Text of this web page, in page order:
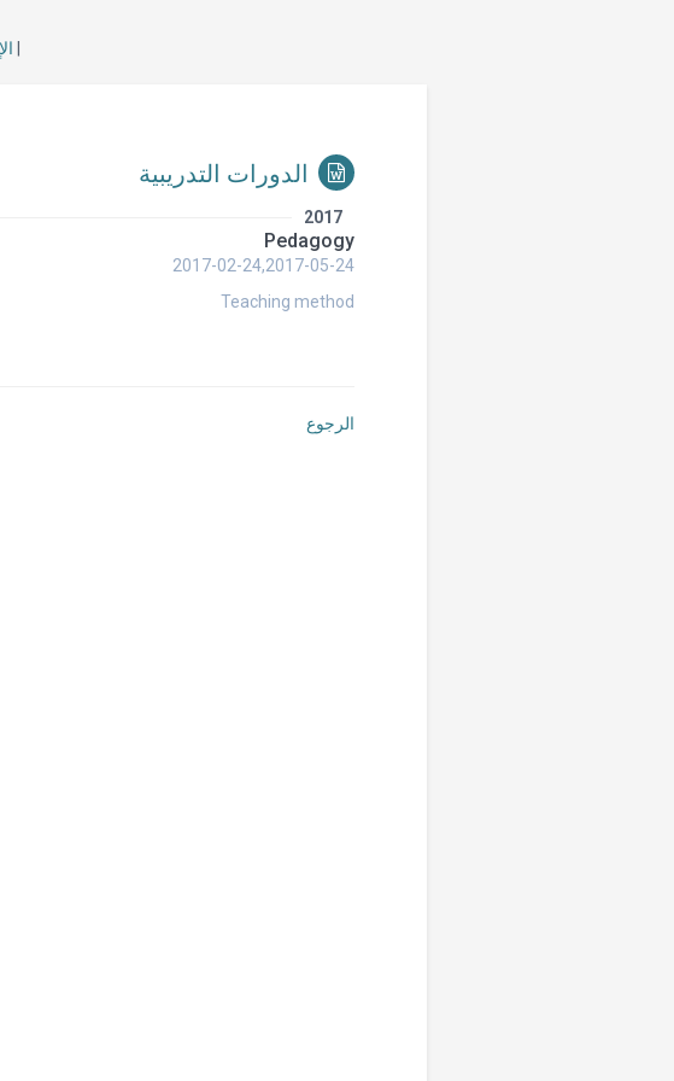
الدورات التدريبية
2017
Pedagogy
2017-02-24,2017-05-24
Teaching method
الرجوع